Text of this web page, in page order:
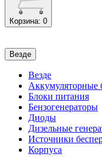
Корзина: 0
Везде
Везде
Аккумуляторные
Блоки питания
Бензогенераторы
Диоды
Дизельные
Источники
Корпуса